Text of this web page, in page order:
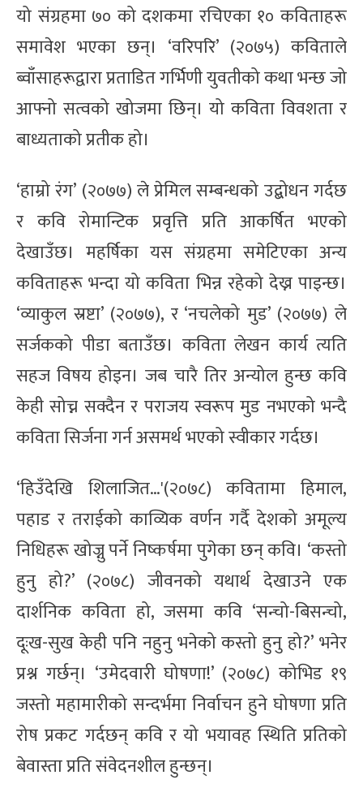
यो संग्रहमा ७० को दशकमा रचिएका १० कविताहरू
समावेश भएका छन्। ‘वरिपरि’ (२०७५) कविताले
ब्वाँसाहरूद्वारा प्रताडित गर्भिणी युवतीको कथा भन्छ जो
आफ्नो सत्वको खोजमा छिन्। यो कविता विवशता र
बाध्यताको प्रतीक हो।
‘हाम्रो रंग’ (२०७७) ले प्रेमिल सम्बन्धको उद्बोधन गर्दछ
र कवि रोमान्टिक प्रवृत्ति प्रति आकर्षित भएको
देखाउँछ। महर्षिका यस संग्रहमा समेटिएका अन्य
कविताहरू भन्दा यो कविता भिन्न रहेको देख्न पाइन्छ।
‘व्याकुल स्रष्टा’ (२०७७), र ‘नचलेको मुड’ (२०७७) ले
सर्जकको पीडा बताउँछ। कविता लेखन कार्य त्यति
सहज विषय होइन। जब चारै तिर अन्योल हुन्छ कवि
केही सोच्न सक्दैन र पराजय स्वरूप मुड नभएको भन्दै
कविता सिर्जना गर्न असमर्थ भएको स्वीकार गर्दछ।
‘हिउँदेखि शिलाजित…'(२०७८) कवितामा हिमाल,
पहाड र तराईको काव्यिक वर्णन गर्दै देशको अमूल्य
निधिहरू खोज्नु पर्ने निष्कर्षमा पुगेका छन् कवि। ‘कस्तो
हुनु हो?’ (२०७८) जीवनको यथार्थ देखाउने एक
दार्शनिक कविता हो, जसमा कवि ‘सन्चो-बिसन्चो,
दूःख-सुख केही पनि नहुनु भनेको कस्तो हुनु हो?’ भनेर
प्रश्न गर्छन्। ‘उमेदवारी घोषणा!’ (२०७८) कोभिड १९
जस्तो महामारीको सन्दर्भमा निर्वाचन हुने घोषणा प्रति
रोष प्रकट गर्दछन् कवि र यो भयावह स्थिति प्रतिको
बेवास्ता प्रति संवेदनशील हुन्छन्।